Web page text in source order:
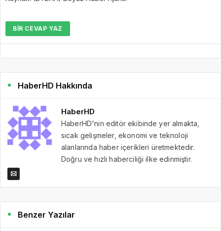
BIR CEVAP YAZ
HaberHD Hakkında
HaberHD
HaberHD'nin editör ekibinde yer almakta,
sıcak gelişmeler, ekonomi ve teknoloji
alanlarında haber içerikleri üretmektedir.
Doğru ve hızlı haberciliği ilke edinmiştir.
Benzer Yazılar